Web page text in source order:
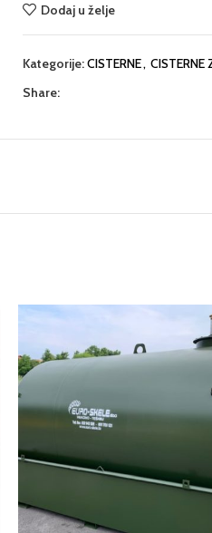
Dodaj u želje
Kategorije:CISTERNE, CISTERNE
Share: